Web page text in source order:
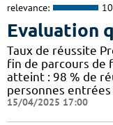
relevance:
Evaluation
Taux de réussite
fin de parcours de
atteint : 98 % de
personnes
15/04/2025 17:00